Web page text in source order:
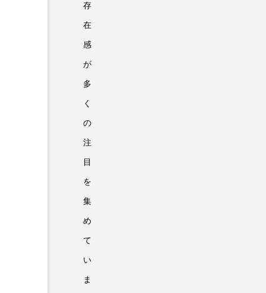
存
在
感
が
多
く
の
注
目
を
集
め
て
い
ま